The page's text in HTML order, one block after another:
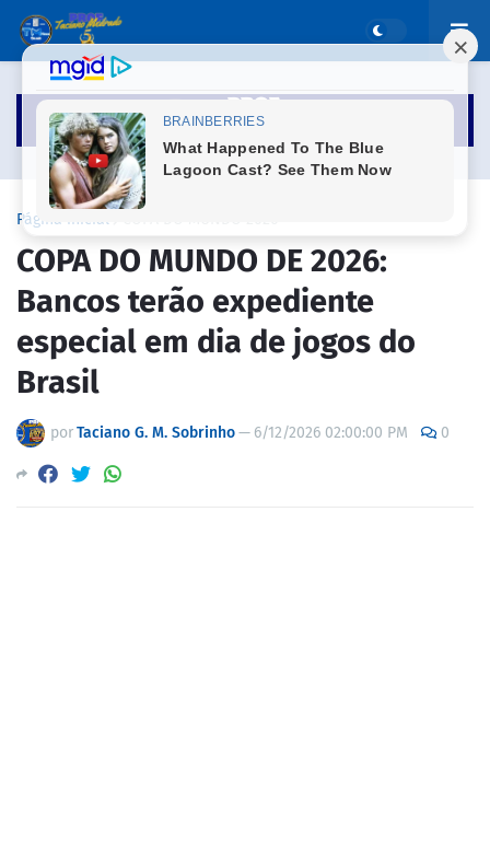
Página inicial
COPA DO MUNDO DE 2026:
Bancos terão expediente
especial em dia de jogos do
Brasil
porTaciano G. M. Sobrinho— 6/12/2026 02:00:00 PM 0